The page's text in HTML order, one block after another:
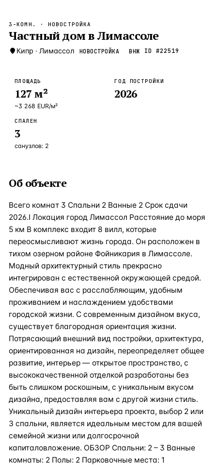
Новороссийск — Локация
Стамбул —Локация Турция · 2
ЧАСТО ИЩУТ
Турция Россия
3-КОМН. · НОВОСТРОЙКА
Частный дом в Лимассоле
Кипр · Лимассол НОВОСТРОЙКА ВНЖ ID #22519
ПЛОЩАДЬ
127 м²
~3 268 EUR/м²
ГОД ПОСТРОЙКИ
2026
СПАЛЕН
3
санузлов: 2
Об объекте
Всего комнат 3 Спальни 2 Ванные 2 Срок сдачи
2026.I Локация город Лимассол Расстояние до моря
5 км В комплекс входит 8 вилл, которые
переосмысливают жизнь города. Он расположен в
тихом озерном районе Фойникария в Лимассоле.
Модный архитектурный стиль прекрасно
интегрирован с естественной окружающей средой.
Обеспечивая вас с расслабляющим, удобным
проживанием и наслаждением удобствами
городской жизни. С современным дизайном вкуса,
существует благородная ориентация жизни.
Потрясающий внешний вид постройки, архитектура,
ориентированная на дизайн, переопределяет общее
развитие, интерьер — открытое пространство, с
высококачественной отделкой разработаны без
быть слишком роскошным, с уникальным вкусом
дизайна, предоставляя вам с другой жизни стиль.
Уникальный дизайн интерьера проекта, выбор 2 или
З спальни, является идеальным местом для вашей
семейной жизни или долгосрочной
капиталовложение. ОБЗОР Спальни: 2 – 3 Ванные
комнаты: 2 Полы: 2 Парковочные места: 1